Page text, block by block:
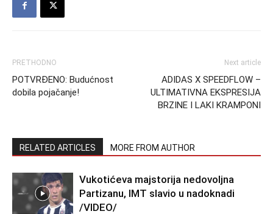
PRETHODNO
POTVRĐENO: Budućnost
dobila pojačanje!
Next article
ADIDAS X SPEEDFLOW –
ULTIMATIVNA EKSPRESIJA
BRZINE I LAKI KRAMPONI
RELATED ARTICLES MORE FROM AUTHOR
Vukotićeva majstorija nedovoljna
Partizanu, IMT slavio u nadoknadi
/VIDEO/